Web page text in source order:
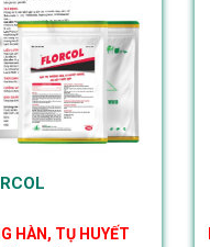
HÀN, TỤ HUYẾT